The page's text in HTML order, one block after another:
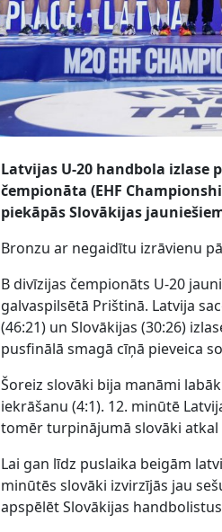
Latvijas U-20 handbola izlase
čempionāta (EHF
piekāpās Slovākijas
Bronzu ar negaidītu izrāvienu
B divīzijas čempionāts U-20
galvaspilsētā Prištinā. Latvija
(46:21) un Slovākijas (30:26)
pusfinālā smagā cīņā pieveica
Šoreiz slovāki bija manāmi
iekrāšanu (4:1). 12. minūtē
tomēr turpinājumā slovāki atkal
Lai gan līdz puslaika beigām
minūtēs slovāki izvirzījās jau
apspēlēt Slovākijas